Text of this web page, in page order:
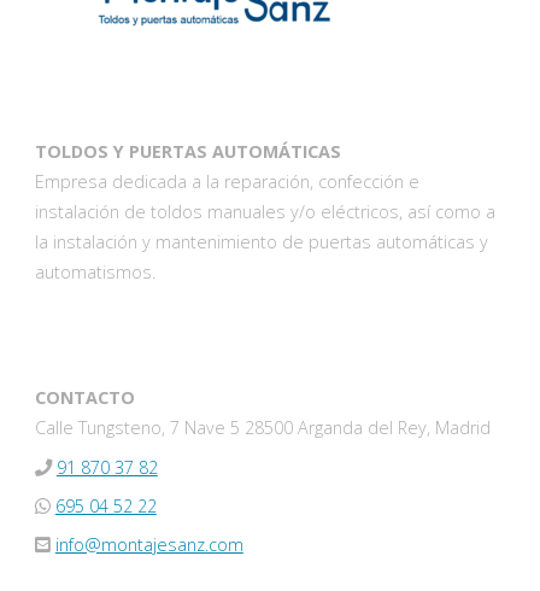
TOLDOS Y PUERTAS AUTOMÁTICAS
Empresa dedicada a la reparación, confección e
instalación de toldos manuales y/o eléctricos, así como a
la instalación y mantenimiento de puertas automáticas y
automatismos.
CONTACTO
Calle Tungsteno, 7 Nave 5 28500 Arganda del Rey, Madrid
91 870 37 82
695 04 52 22
info@montajesanz.com